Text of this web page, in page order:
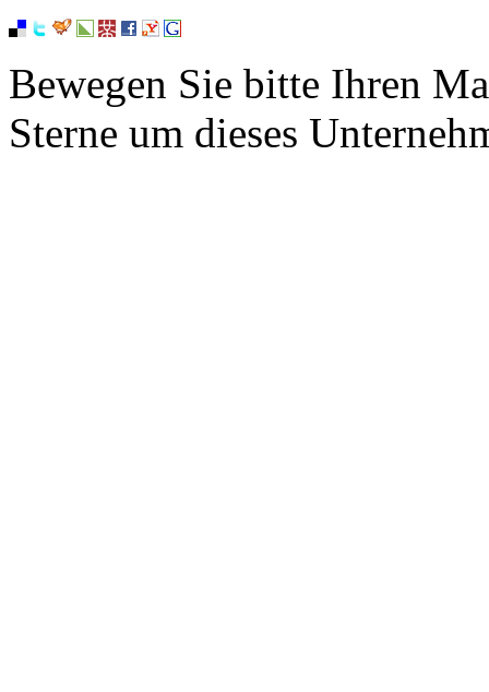
Bewegen Sie bitte Ihren
Sterne um dieses